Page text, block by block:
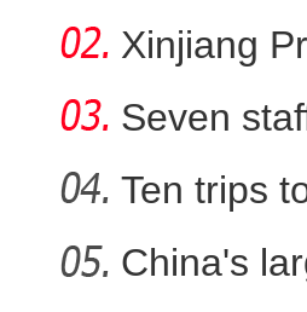
新疆轮台：车辆
Xinjiang
Seven
Ten trips
China's